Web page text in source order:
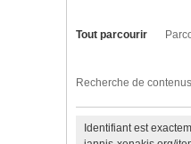
Tout parcourir
Recherche de contenus
Identifiant est